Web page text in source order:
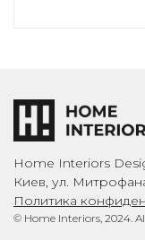
Home Interiors
Киев, ул.
Политика
© Home Interiors, 2024.